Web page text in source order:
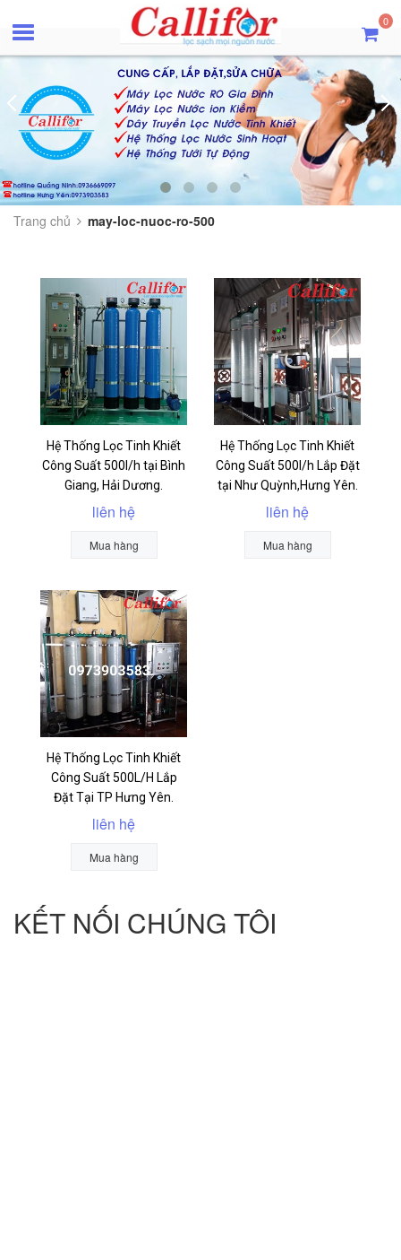
0
Trang chủ may-loc-nuoc-ro-500
Hệ Thống Lọc Tinh Khiết
Công Suất 500l/h tại Bình
Giang, Hải Dương.
liên hệ
Mua hàng
Hệ Thống Lọc Tinh Khiết
Công Suất 500l/h Lắp Đặt
tại Như Quỳnh,Hưng Yên.
liên hệ
Mua hàng
Hệ Thống Lọc Tinh Khiết
Công Suất 500L/H Lắp
Đặt Tại TP Hưng Yên.
liên hệ
Mua hàng
KẾT NỐI CHÚNG TÔI